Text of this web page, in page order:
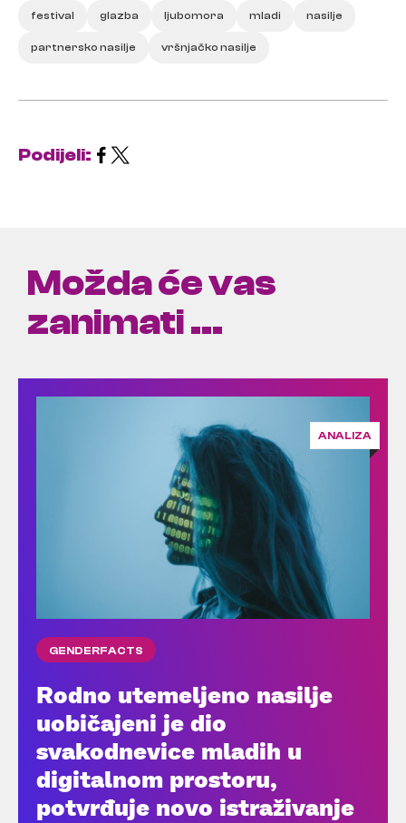
festival glazba ljubomora mladi nasilje
partnersko nasilje vršnjačko nasilje
Podijeli:
Možda će vas
zanimati ...
ANALIZA
GENDERFACTS
Rodno utemeljeno nasilje
uobičajeni je dio
svakodnevice mladih u
digitalnom prostoru,
potvrđuje novo istraživanje